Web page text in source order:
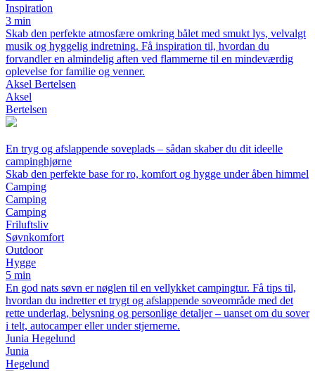
Inspiration
3 min
Skab den perfekte atmosfære omkring bålet med smukt lys, velvalgt
musik og hyggelig indretning. Få inspiration til, hvordan du
forvandler en almindelig aften ved flammerne til en mindeværdig
oplevelse for familie og venner.
Aksel Bertelsen
Aksel
Bertelsen
En tryg og afslappende soveplads – sådan skaber du dit ideelle
campinghjørne
Skab den perfekte base for ro, komfort og hygge under åben himmel
Camping
Camping
Camping
Friluftsliv
Søvnkomfort
Outdoor
Hygge
5 min
En god nats søvn er nøglen til en vellykket campingtur. Få tips til,
hvordan du indretter et trygt og afslappende soveområde med det
rette underlag, belysning og personlige detaljer – uanset om du sover
i telt, autocamper eller under stjernerne.
Junia Hegelund
Junia
Hegelund